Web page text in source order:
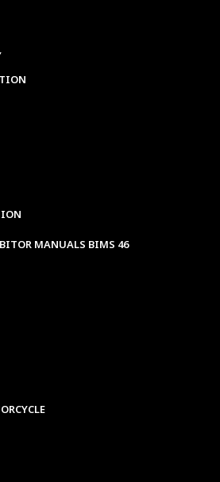
MANUALS BIMS 46